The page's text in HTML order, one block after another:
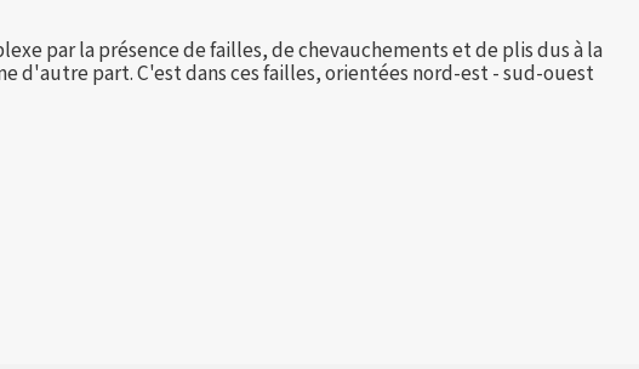
par la présence de failles, de chevauchements et de plis dus à la
d'autre part. C'est dans ces failles, orientées nord-est - sud-ouest